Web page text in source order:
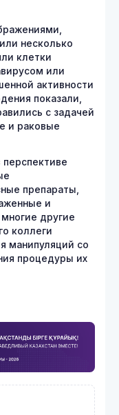
несколько
клетки
или
активности
показали,
с задачей
и раковые
препараты,
и
другие
коллеги
манипуляций со
процедуры их